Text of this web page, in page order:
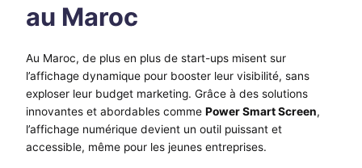
au Maroc
Au Maroc, de plus en plus de start-ups misent sur
l’affichage dynamique pour booster leur visibilité, sans
exploser leur budget marketing. Grâce à des solutions
innovantes et abordables comme Power Smart Screen,
l’affichage numérique devient un outil puissant et
accessible, même pour les jeunes entreprises.